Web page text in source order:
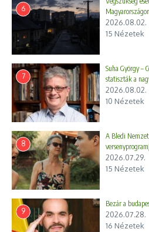
6
Magyarországon
2026.08.02.
15 Nézetek
7
Suha György –
statiszták a
2026.08.02.
10 Nézetek
8
A Bledi
2026.07.29.
15 Nézetek
9
Bezár a
2026.07.28.
16 Nézetek